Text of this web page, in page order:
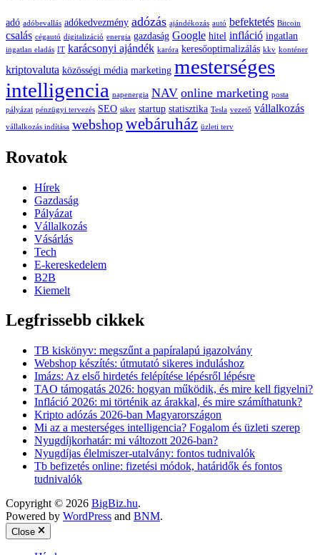
adó adóbevallás adókedvezmény adózás ajándékozás autó befektetés Bitcoin
csalás cégautó digitalizáció energia gazdaság Google hitel infláció ingatlan
ingatlan eladás IT karácsonyi ajándék karóra keresőoptimalizálás kkv konténer
kriptovaluta közösségi média marketing mesterséges
intelligencia napenergia NAV online marketing posta
pályázat pénzügyi tervezés SEO siker startup statisztika Tesla vezető vállalkozás
vállalkozás indítása webshopwebáruház üzleti terv
Rovatok
Hírek
Gazdaság
Pályázat
Vállalkozás
Vásárlás
Tech
E-kereskedelem
B2B
Kiemelt
Legfrissebb cikkek
TB kiskönyv: megszűnt a papíralapú igazolvány
Webshop készítés: útmutató sikeres induláshoz
Imázs: Az első hirdetés felépítése lépésről lépésre
TAO támogatás 2026: hogyan működik, és mire kell figyelni?
Infláció 2026: mi történik az árakkal, és mire számíthatunk?
Kripto adózás 2026-ban Magyarországon
Mi az a mesterséges intelligencia? Fogalom és üzleti szerep
Nyugdíjkorhatár: mi változott 2026-ban?
Nyugdíjas élelmiszer-utalvány: fontos tudnivalók
Tb befizetés online: fizetési módok, határidők és fontos
tudnivalók
Copyright © 2026 BigBiz.hu.
Powered by WordPress and BNM.
Close